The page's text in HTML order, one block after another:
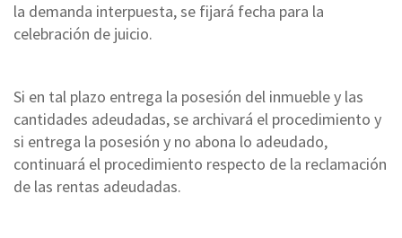
la demanda interpuesta, se fijará fecha para la
celebración de juicio.
Si en tal plazo entrega la posesión del inmueble y las
cantidades adeudadas, se archivará el procedimiento y
si entrega la posesión y no abona lo adeudado,
continuará el procedimiento respecto de la reclamación
de las rentas adeudadas.